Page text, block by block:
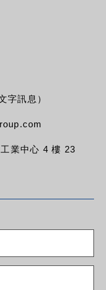
字訊息）
業中心 4 樓 23